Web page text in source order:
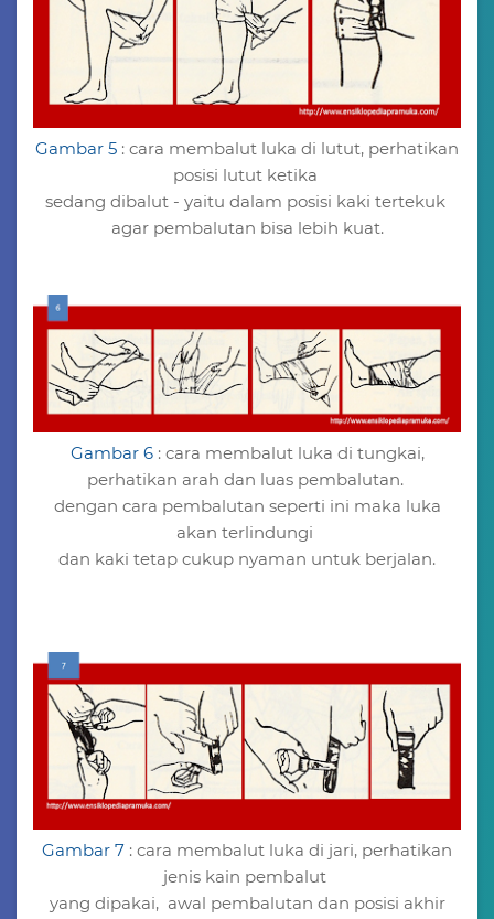
Gambar 5 : cara membalut luka di lutut, perhatikan
posisi lutut ketika
sedang dibalut - yaitu dalam posisi kaki tertekuk
agar pembalutan bisa lebih kuat.
Gambar 6 : cara membalut luka di tungkai,
perhatikan arah dan luas pembalutan.
dengan cara pembalutan seperti ini maka luka
akan terlindungi
dan kaki tetap cukup nyaman untuk berjalan.
Gambar 7 : cara membalut luka di jari, perhatikan
jenis kain pembalut
yang dipakai, awal pembalutan dan posisi akhir